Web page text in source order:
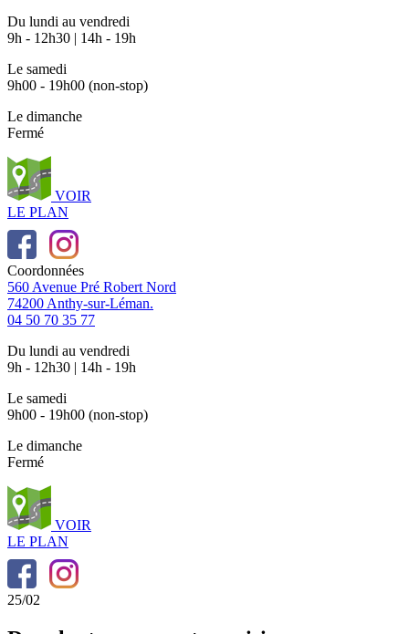
Du lundi au vendredi
9h - 12h30 | 14h - 19h
Le samedi
9h00 - 19h00 (non-stop)
Le dimanche
Fermé
VOIR
LE PLAN
Coordonnées
560 Avenue Pré Robert Nord
74200 Anthy-sur-Léman.
04 50 70 35 77
Du lundi au vendredi
9h - 12h30 | 14h - 19h
Le samedi
9h00 - 19h00 (non-stop)
Le dimanche
Fermé
VOIR
LE PLAN
25/02